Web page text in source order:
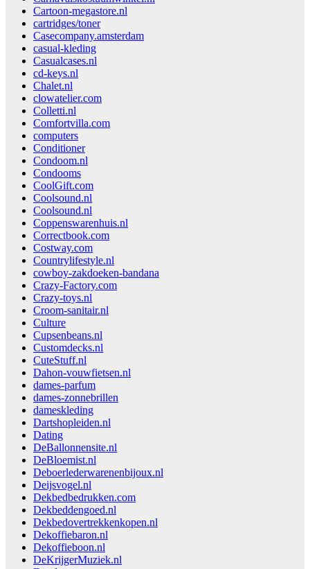
Cartoon-megastore.nl
cartridges/toner
Casecompany.amsterdam
casual-kleding
Casualcases.nl
cd-keys.nl
Chalet.nl
clowatelier.com
Colletti.nl
Comfortvilla.com
computers
Conditioner
Condoom.nl
Condooms
CoolGift.com
Coolsound.nl
Coolsound.nl
Coppenswarenhuis.nl
Correctbook.com
Costway.com
Countrylifestyle.nl
cowboy-zakdoeken-bandana
Crazy-Factory.com
Crazy-toys.nl
Croom-sanitair.nl
Culture
Cupsenbeans.nl
Customdecks.nl
CuteStuff.nl
Dahon-vouwfietsen.nl
dames-parfum
dames-zonnebrillen
dameskleding
Dartshopleiden.nl
Dating
DeBallonnensite.nl
DeBloemist.nl
Deboerlederwarenenbijoux.nl
Deijsvogel.nl
Dekbedbedrukken.com
Dekbeddengoed.nl
Dekbedovertrekkenkopen.nl
Dekoffiebaron.nl
Dekoffieboon.nl
DeKrijgerMuziek.nl